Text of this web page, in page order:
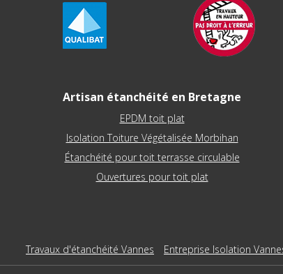
Artisan étanchéité en Bretagne
EPDM toit plat
Isolation Toiture Végétalisée Morbihan
Étanchéité pour toit terrasse circulable
Ouvertures pour toit plat
Travaux d'étanchéité Vannes Entreprise Isolation